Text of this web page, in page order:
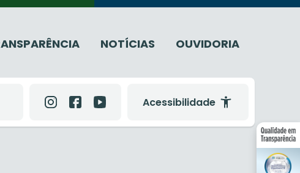
NOTÍCIAS OUVIDORIA
Acessibilidade